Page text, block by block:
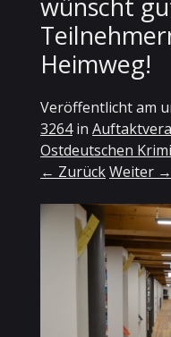
wünscht
Heimweg!
Veröffentlicht am
3264in
Ostdeutschen
← ZurückWeiter →